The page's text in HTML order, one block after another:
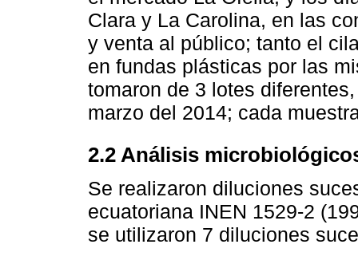
Clara y La Carolina, en las
y venta al público; tanto el
en fundas plásticas por las
tomaron de 3 lotes
marzo del 2014; cada
2.2 Análisis
Se realizaron diluciones
ecuatoriana INEN 1529-2
se utilizaron 7 diluciones